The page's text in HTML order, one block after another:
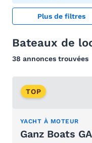
Plus de filtres
Bateaux de
38 annonces trouvées
TOP
YACHT À MOTEUR
Ganz Boats